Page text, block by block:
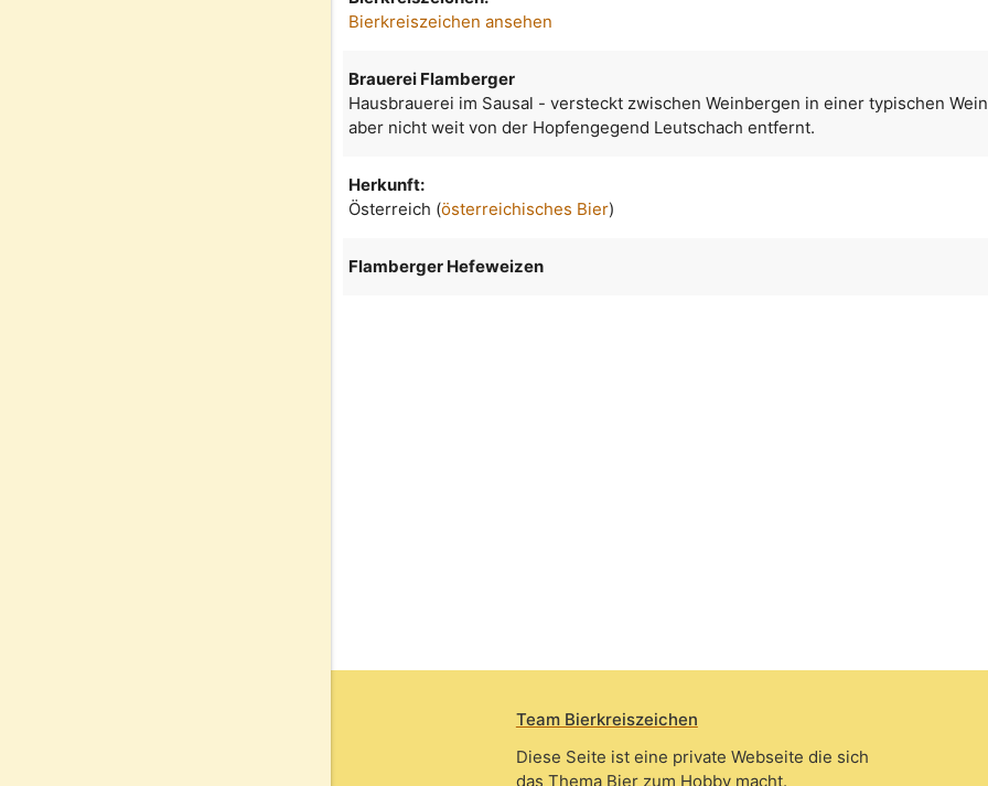
Bierkreiszeichen ansehen
Brauerei Flamberger
Hausbrauerei im Sausal - versteckt zwischen Weinbergen in einer typischen
aber nicht weit von der Hopfengegend Leutschach entfernt.
Herkunft:
Österreich (österreichisches Bier)
Flamberger Hefeweizen
Team Bierkreiszeichen
Diese Seite ist eine private Webseite die sich
das Thema Bier zum Hobby macht.